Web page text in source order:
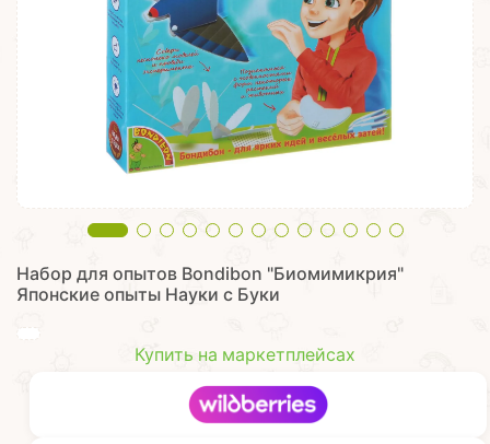
Набор для опытов Bondibon "Биомимикрия"
Японские опыты Науки с Буки
Купить на маркетплейсах